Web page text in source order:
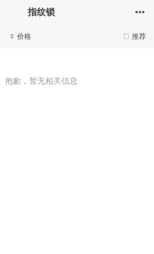
指纹锁
推荐
价格
抱歉，暂无相关信息